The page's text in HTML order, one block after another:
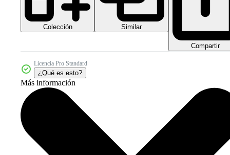
Colección Similar
Compartir
Licencia Pro Standard
¿Qué es esto?
Más información